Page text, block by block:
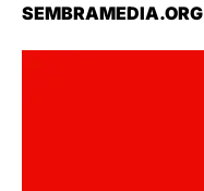
SEMBRAMEDIA.ORG